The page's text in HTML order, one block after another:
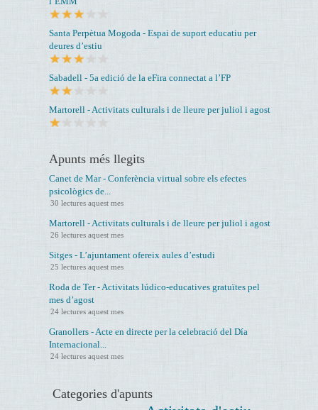
Santa Perpètua Mogoda - Espai de suport educatiu per
deures d’estiu
Sabadell - 5a edició de la eFira connectat a l’FP
Martorell - Activitats culturals i de lleure per juliol i agost
Apunts més llegits
Canet de Mar - Conferència virtual sobre els efectes
psicològics de...
30 lectures aquest mes
Martorell - Activitats culturals i de lleure per juliol i agost
26 lectures aquest mes
Sitges - L’ajuntament ofereix aules d’estudi
25 lectures aquest mes
Roda de Ter - Activitats lúdico-educatives gratuïtes pel
mes d’agost
24 lectures aquest mes
Granollers - Acte en directe per la celebració del Día
Internacional...
24 lectures aquest mes
Categories d'apunts